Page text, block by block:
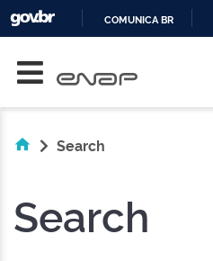
COMUNICA BR
Search
Search